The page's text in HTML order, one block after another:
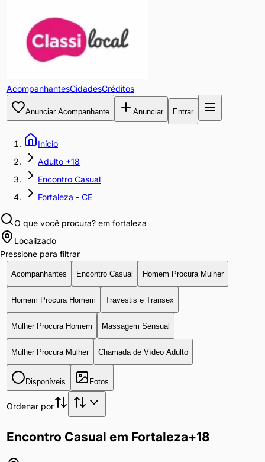
AcompanhantesCidadesCréditos
Anunciar Acompanhante Anunciar Entrar
Início
Adulto +18
Encontro Casual
Fortaleza - CE
O que você procura? em fortaleza
Localizado
Pressione para filtrar
Acompanhantes Encontro Casual Homem Procura Mulher
Homem Procura Homem Travestis e Transex
Mulher Procura Homem Massagem Sensual
Mulher Procura Mulher Chamada de Vídeo Adulto
Disponíveis Fotos
Ordenar por
Encontro Casual em Fortaleza+18